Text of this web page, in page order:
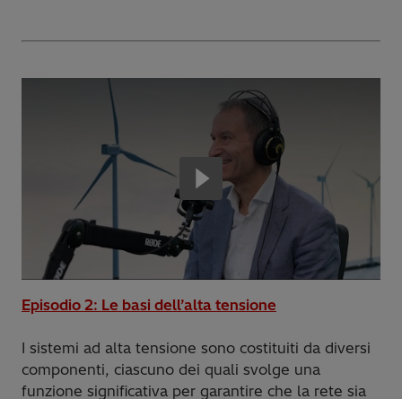
Episodio 2: Le basi dell’alta tensione
I sistemi ad alta tensione sono costituiti da diversi
componenti, ciascuno dei quali svolge una
funzione significativa per garantire che la rete sia